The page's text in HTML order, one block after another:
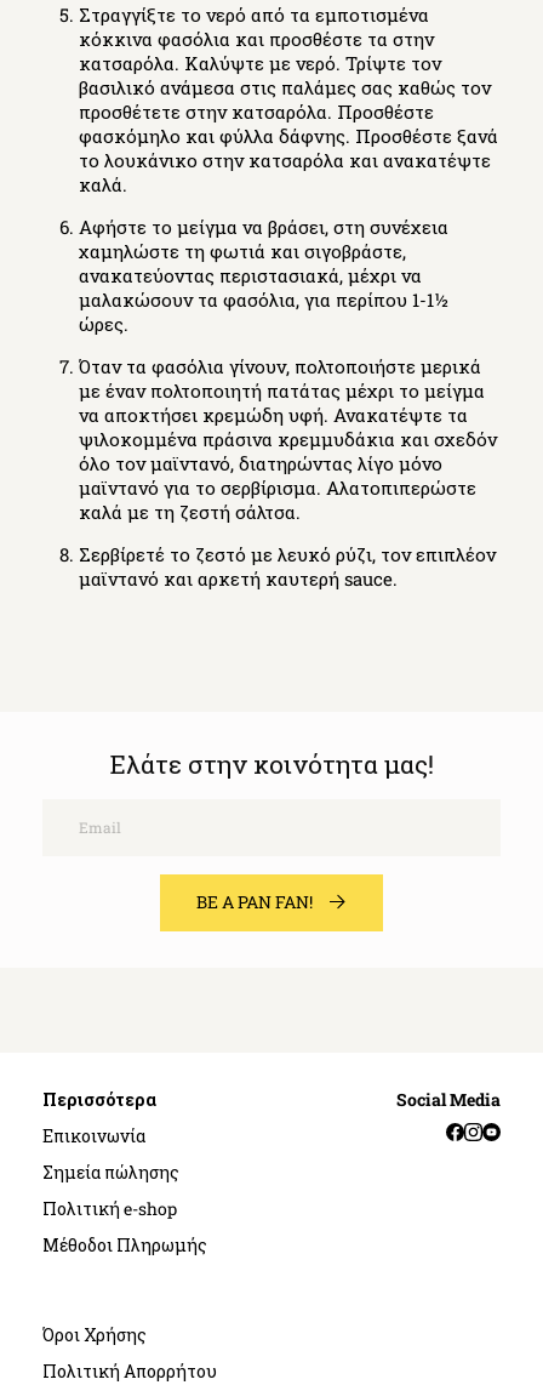
Στραγγίξτε το νερό από τα εμποτισμένα
κόκκινα φασόλια και προσθέστε τα στην
κατσαρόλα. Καλύψτε με νερό. Τρίψτε τον
βασιλικό ανάμεσα στις παλάμες σας καθώς τον
προσθέτετε στην κατσαρόλα. Προσθέστε
φασκόμηλο και φύλλα δάφνης. Προσθέστε ξανά
το λουκάνικο στην κατσαρόλα και ανακατέψτε
καλά.
Αφήστε το μείγμα να βράσει, στη συνέχεια
χαμηλώστε τη φωτιά και σιγοβράστε,
ανακατεύοντας περιστασιακά, μέχρι να
μαλακώσουν τα φασόλια, για περίπου 1-1½
ώρες.
Όταν τα φασόλια γίνουν, πολτοποιήστε μερικά
με έναν πολτοποιητή πατάτας μέχρι το μείγμα
να αποκτήσει κρεμώδη υφή. Ανακατέψτε τα
ψιλοκομμένα πράσινα κρεμμυδάκια και σχεδόν
όλο τον μαϊντανό, διατηρώντας λίγο μόνο
μαϊντανό για το σερβίρισμα. Αλατοπιπερώστε
καλά με τη ζεστή σάλτσα.
Σερβίρετέ το ζεστό με λευκό ρύζι, τον επιπλέον
μαϊντανό και αρκετή καυτερή sauce.
Ελάτε στην κοινότητα μας!
BE A PAN FAN!
Περισσότερα
Επικοινωνία
Σημεία πώλησης
Πολιτική e-shop
Μέθοδοι Πληρωμής
Όροι Χρήσης
Πολιτική Απορρήτου
Social Media
Facebook